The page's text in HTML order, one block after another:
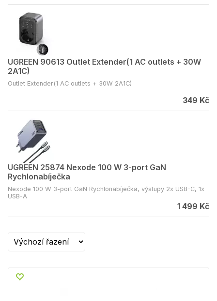
UGREEN 90613 Outlet Extender(1 AC outlets + 30W
2A1C)
Outlet Extender(1 AC outlets + 30W 2A1C)
349 Kč
UGREEN 25874 Nexode 100 W 3-port GaN
Rychlonabíječka
Nexode 100 W 3-port GaN Rychlonabíječka, výstupy 2x USB-C, 1x
USB-A
1 499 Kč